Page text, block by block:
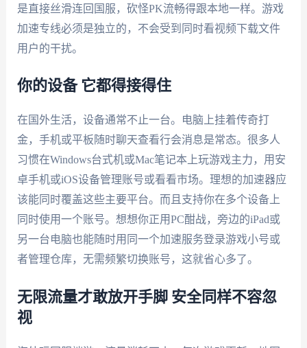
是直接丝滑连回国服，砍怪PK流畅得跟本地一样。游戏
加速专线必须是独立的，不会受到同时看视频下载文件
用户的干扰。
你的设备 它都得接得住
在国外生活，设备通常不止一台。电脑上挂着传奇打
金，手机或平板随时聊天查看行会消息是常态。很多人
习惯在Windows台式机或Mac笔记本上玩游戏主力，用安
卓手机或iOS设备管理账号或看看市场。理想的加速器应
该能同时覆盖这些主要平台。而且支持你在多个设备上
同时使用一个账号。想想你正用PC酣战，旁边的iPad或
另一台电脑也能随时用同一个加速服务登录游戏小号或
者管理仓库，无需频繁切换账号，这就省心多了。
无限流量才敢放开手脚 安全同样不容忽
视